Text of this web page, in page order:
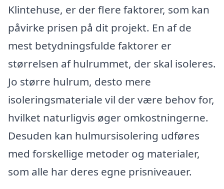
Klintehuse, er der flere faktorer, som kan
påvirke prisen på dit projekt. En af de
mest betydningsfulde faktorer er
størrelsen af hulrummet, der skal isoleres.
Jo større hulrum, desto mere
isoleringsmateriale vil der være behov for,
hvilket naturligvis øger omkostningerne.
Desuden kan hulmursisolering udføres
med forskellige metoder og materialer,
som alle har deres egne prisniveauer.